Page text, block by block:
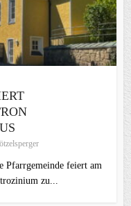
Pfarrgemeinde feiert am
zu...